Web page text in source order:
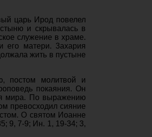
царь Ирод повелел
и скрывалась в
служение в храме.
его матери. 3ахария
жить в пустыне
постом молитвой и
покаяния. Он
мира. По выражению
превосходил сияние
О святом Иоанне
9, 7-9; Ин. 1, 19-34; 3,